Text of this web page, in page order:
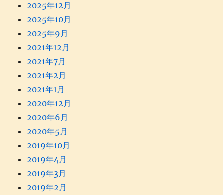
2025年12月
2025年10月
2025年9月
2021年12月
2021年7月
2021年2月
2021年1月
2020年12月
2020年6月
2020年5月
2019年10月
2019年4月
2019年3月
2019年2月